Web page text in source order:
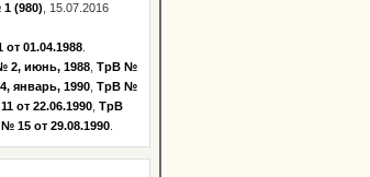
(980) , 15.07.2016
01.04.1988
2, июнь, 1988 ТрВ №
январь, 1990 ТрВ №
от 22.06.1990 ТрВ
15 от 29.08.1990